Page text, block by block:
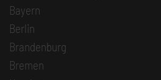
Bayern
Berlin
Brandenburg
Bremen